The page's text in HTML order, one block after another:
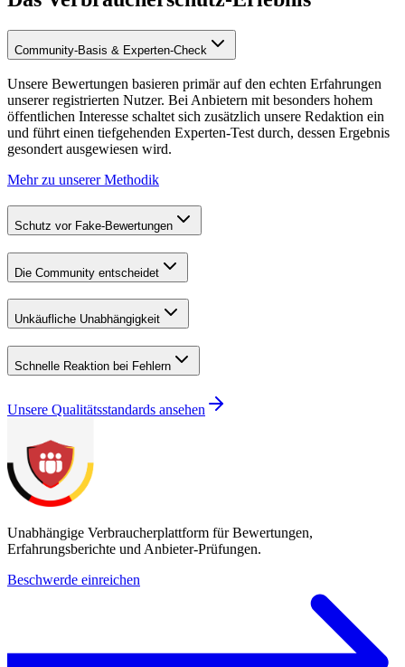
Community-Basis & Experten-Check
Unsere Bewertungen basieren primär auf den echten Erfahrungen
unserer registrierten Nutzer. Bei Anbietern mit besonders hohem
öffentlichen Interesse schaltet sich zusätzlich unsere Redaktion ein
und führt einen tiefgehenden Experten-Test durch, dessen Ergebnis
gesondert ausgewiesen wird.
Mehr zu unserer Methodik
Schutz vor Fake-Bewertungen
Die Community entscheidet
Unkäufliche Unabhängigkeit
Schnelle Reaktion bei Fehlern
Unsere Qualitätsstandards ansehen
Unabhängige Verbraucherplattform für Bewertungen,
Erfahrungsberichte und Anbieter-Prüfungen.
Beschwerde einreichen